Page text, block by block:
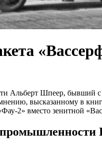
Альберт Шпеер, бывший с
высказанному в
2» вместо зенитной